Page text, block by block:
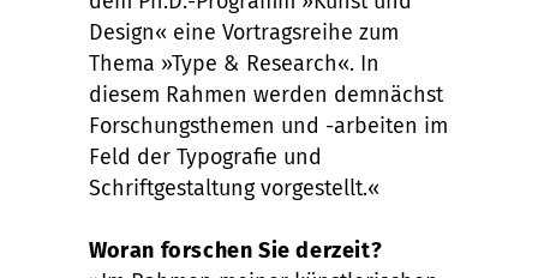
Design« eine Vortragsreihe zum
Thema »Type & Research«. In
diesem Rahmen werden demnächst
Forschungsthemen und -arbeiten im
Feld der Typografie und
Schriftgestaltung vorgestellt.«
Woran forschen Sie derzeit?